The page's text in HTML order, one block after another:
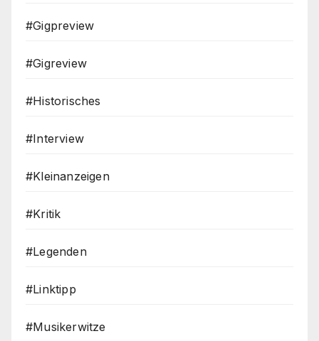
#Gigpreview
#Gigreview
#Historisches
#Interview
#Kleinanzeigen
#Kritik
#Legenden
#Linktipp
#Musikerwitze